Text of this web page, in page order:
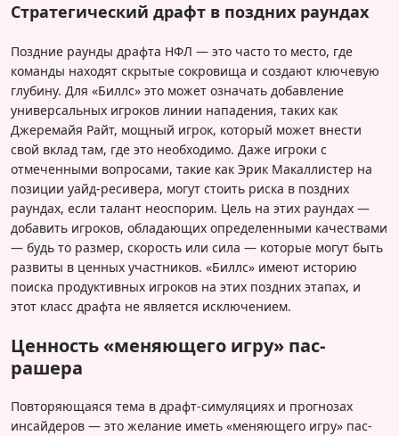
Стратегический драфт в поздних раундах
Поздние раунды драфта НФЛ — это часто то место, где
команды находят скрытые сокровища и создают ключевую
глубину. Для «Биллс» это может означать добавление
универсальных игроков линии нападения, таких как
Джеремайя Райт, мощный игрок, который может внести
свой вклад там, где это необходимо. Даже игроки с
отмеченными вопросами, такие как Эрик Макаллистер на
позиции уайд-ресивера, могут стоить риска в поздних
раундах, если талант неоспорим. Цель на этих раундах —
добавить игроков, обладающих определенными качествами
— будь то размер, скорость или сила — которые могут быть
развиты в ценных участников. «Биллс» имеют историю
поиска продуктивных игроков на этих поздних этапах, и
этот класс драфта не является исключением.
Ценность «меняющего игру» паc-
рашера
Повторяющаяся тема в драфт-симуляциях и прогнозах
инсайдеров — это желание иметь «меняющего игру» паc-